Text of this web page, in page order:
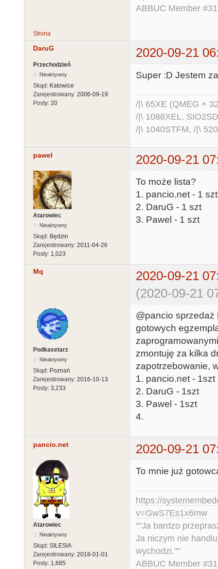
ABBUC Member
Strona
DaruG 2020-09-21
Przechodzień
Nieaktywny
Skąd: Katowice
Zarejestrowany: 2006-09-19
Posty: 20
Super :D Jestem
/|\ 65XE (QMEG +
/|\ 1088XEL,
/|\ 1040STFM, /|\
pawel 2020-09-21
Atarowiec
Nieaktywny
Skąd: Będzin
Zarejestrowany: 2011-04-26
Posty: 1,023
To może lista?
1. pancio.net - 1
2. DaruG - 1 szt
3. Pawel - 1 szt
Mq
2020-09-21
(2020-09-21
Podkasetarz
Nieaktywny
Skąd: Poznań
Zarejestrowany: 2016-10-13
Posty: 3,233
@pancio sprzedaż
gotowych
zmontuję za kilka
zapotrzebowanie,
1. pancio.net - 1szt
2. DaruG - 1szt
3. Pawel - 1szt
4.
pancio.net 2020-09-21
Atarowiec
Nieaktywny
Skąd: SILESIA
Zarejestrowany: 2018-01-01
Posty: 1,685
To mnie już
https://
v=GwS7Es1x6mw
""Ja bardzo
Ja niczym nie
wychodzi.""
ABBUC Member